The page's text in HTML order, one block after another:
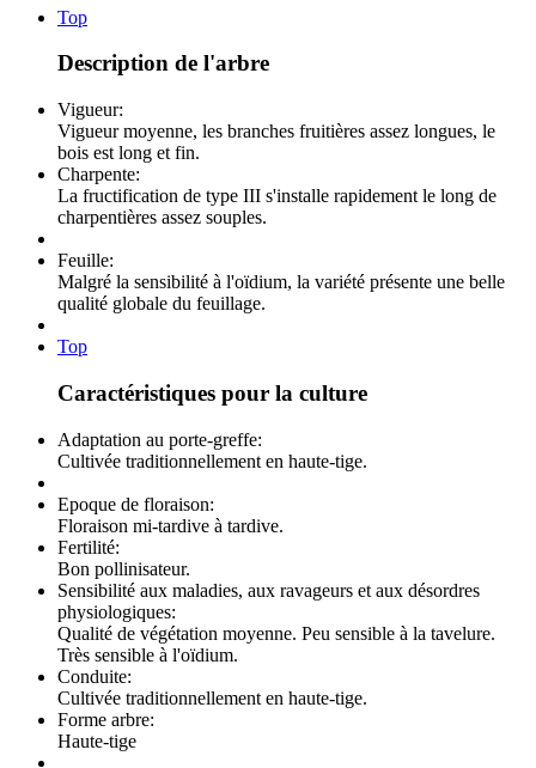
Top
Description de l'arbre
Vigueur:
Vigueur moyenne, les branches fruitières assez longues, le
bois est long et fin.
Charpente:
La fructification de type III s'installe rapidement le long de
charpentières assez souples.
Feuille:
Malgré la sensibilité à l'oïdium, la variété présente une belle
qualité globale du feuillage.
Top
Caractéristiques pour la culture
Adaptation au porte-greffe:
Cultivée traditionnellement en haute-tige.
Epoque de floraison:
Floraison mi-tardive à tardive.
Fertilité:
Bon pollinisateur.
Sensibilité aux maladies, aux ravageurs et aux désordres
physiologiques:
Qualité de végétation moyenne. Peu sensible à la tavelure.
Très sensible à l'oïdium.
Conduite:
Cultivée traditionnellement en haute-tige.
Forme arbre:
Haute-tige